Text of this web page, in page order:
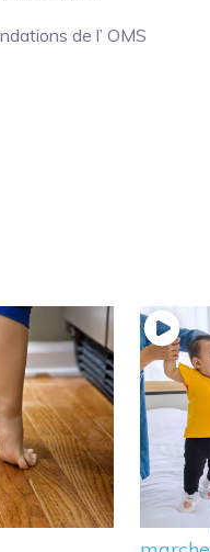
de l’ OMS
sur la
16 –